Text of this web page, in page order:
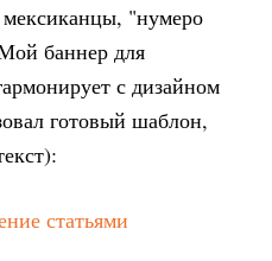
мексиканцы, "нумеро
баннер для
с дизайном
готовый шаблон,